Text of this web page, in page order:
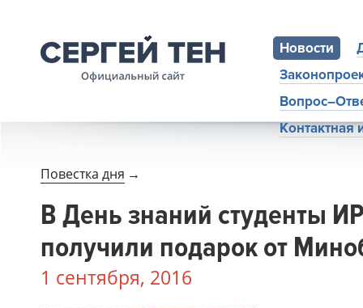
Новости
Повестка дня →
В День знаний студенты
получили подарок от
1 сентября, 2016